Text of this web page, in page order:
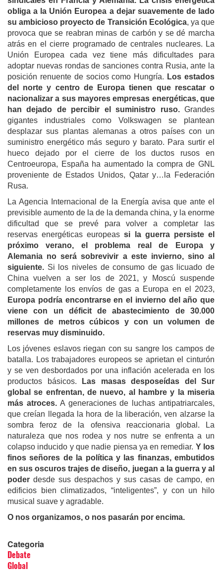
obliga a la Unión Europea a dejar suavemente de lado
su ambicioso proyecto de Transición Ecológica, ya que
provoca que se reabran minas de carbón y se dé marcha
atrás en el cierre programado de centrales nucleares. La
Unión Europea cada vez tiene más dificultades para
adoptar nuevas rondas de sanciones contra Rusia, ante la
posición renuente de socios como Hungría. Los estados
del norte y centro de Europa tienen que rescatar o
nacionalizar a sus mayores empresas energéticas, que
han dejado de percibir el suministro ruso. Grandes
gigantes industriales como Volkswagen se plantean
desplazar sus plantas alemanas a otros países con un
suministro energético más seguro y barato. Para surtir el
hueco dejado por el cierre de los ductos rusos en
Centroeuropa, España ha aumentado la compra de GNL
proveniente de Estados Unidos, Qatar y…la Federación
Rusa.
La Agencia Internacional de la Energía avisa que ante el
previsible aumento de la de la demanda china, y la enorme
dificultad que se prevé para volver a completar las
reservas energéticas europeassi la guerra persiste el
próximo verano, el problema real de Europa y
Alemania no será sobrevivir a este invierno, sino al
siguiente. Si los niveles de consumo de gas licuado de
China vuelven a ser los de 2021, y Moscú suspende
completamente los envíos de gas a Europa en el 2023,
Europa podría encontrarse en el invierno del año que
viene con un déficit de abastecimiento de 30.000
millones de metros cúbicos y con un volumen de
reservas muy disminuido.
Los jóvenes eslavos riegan con su sangre los campos de
batalla. Los trabajadores europeos se aprietan el cinturón
y se ven desbordados por una inflación acelerada en los
productos básicos. Las masas desposeídas del Sur
global se enfrentan, de nuevo, al hambre y la miseria
más atroces.A generaciones de luchas antipatriarcales,
que creían llegada la hora de la liberación, ven alzarse la
sombra feroz de la ofensiva reaccionaria global. La
naturaleza que nos rodea y nos nutre se enfrenta a un
colapso inducido y que nadie piensa ya en remediar. Y los
finos señores de la política y las finanzas, embutidos
en sus oscuros trajes de diseño, juegan a la guerra y al
poder desde sus despachos y sus casas de campo, en
edificios bien climatizados, “inteligentes”, y con un hilo
musical suave y agradable.
O nos organizamos, o nos pasarán por encima.
Categoria
Debate
Global